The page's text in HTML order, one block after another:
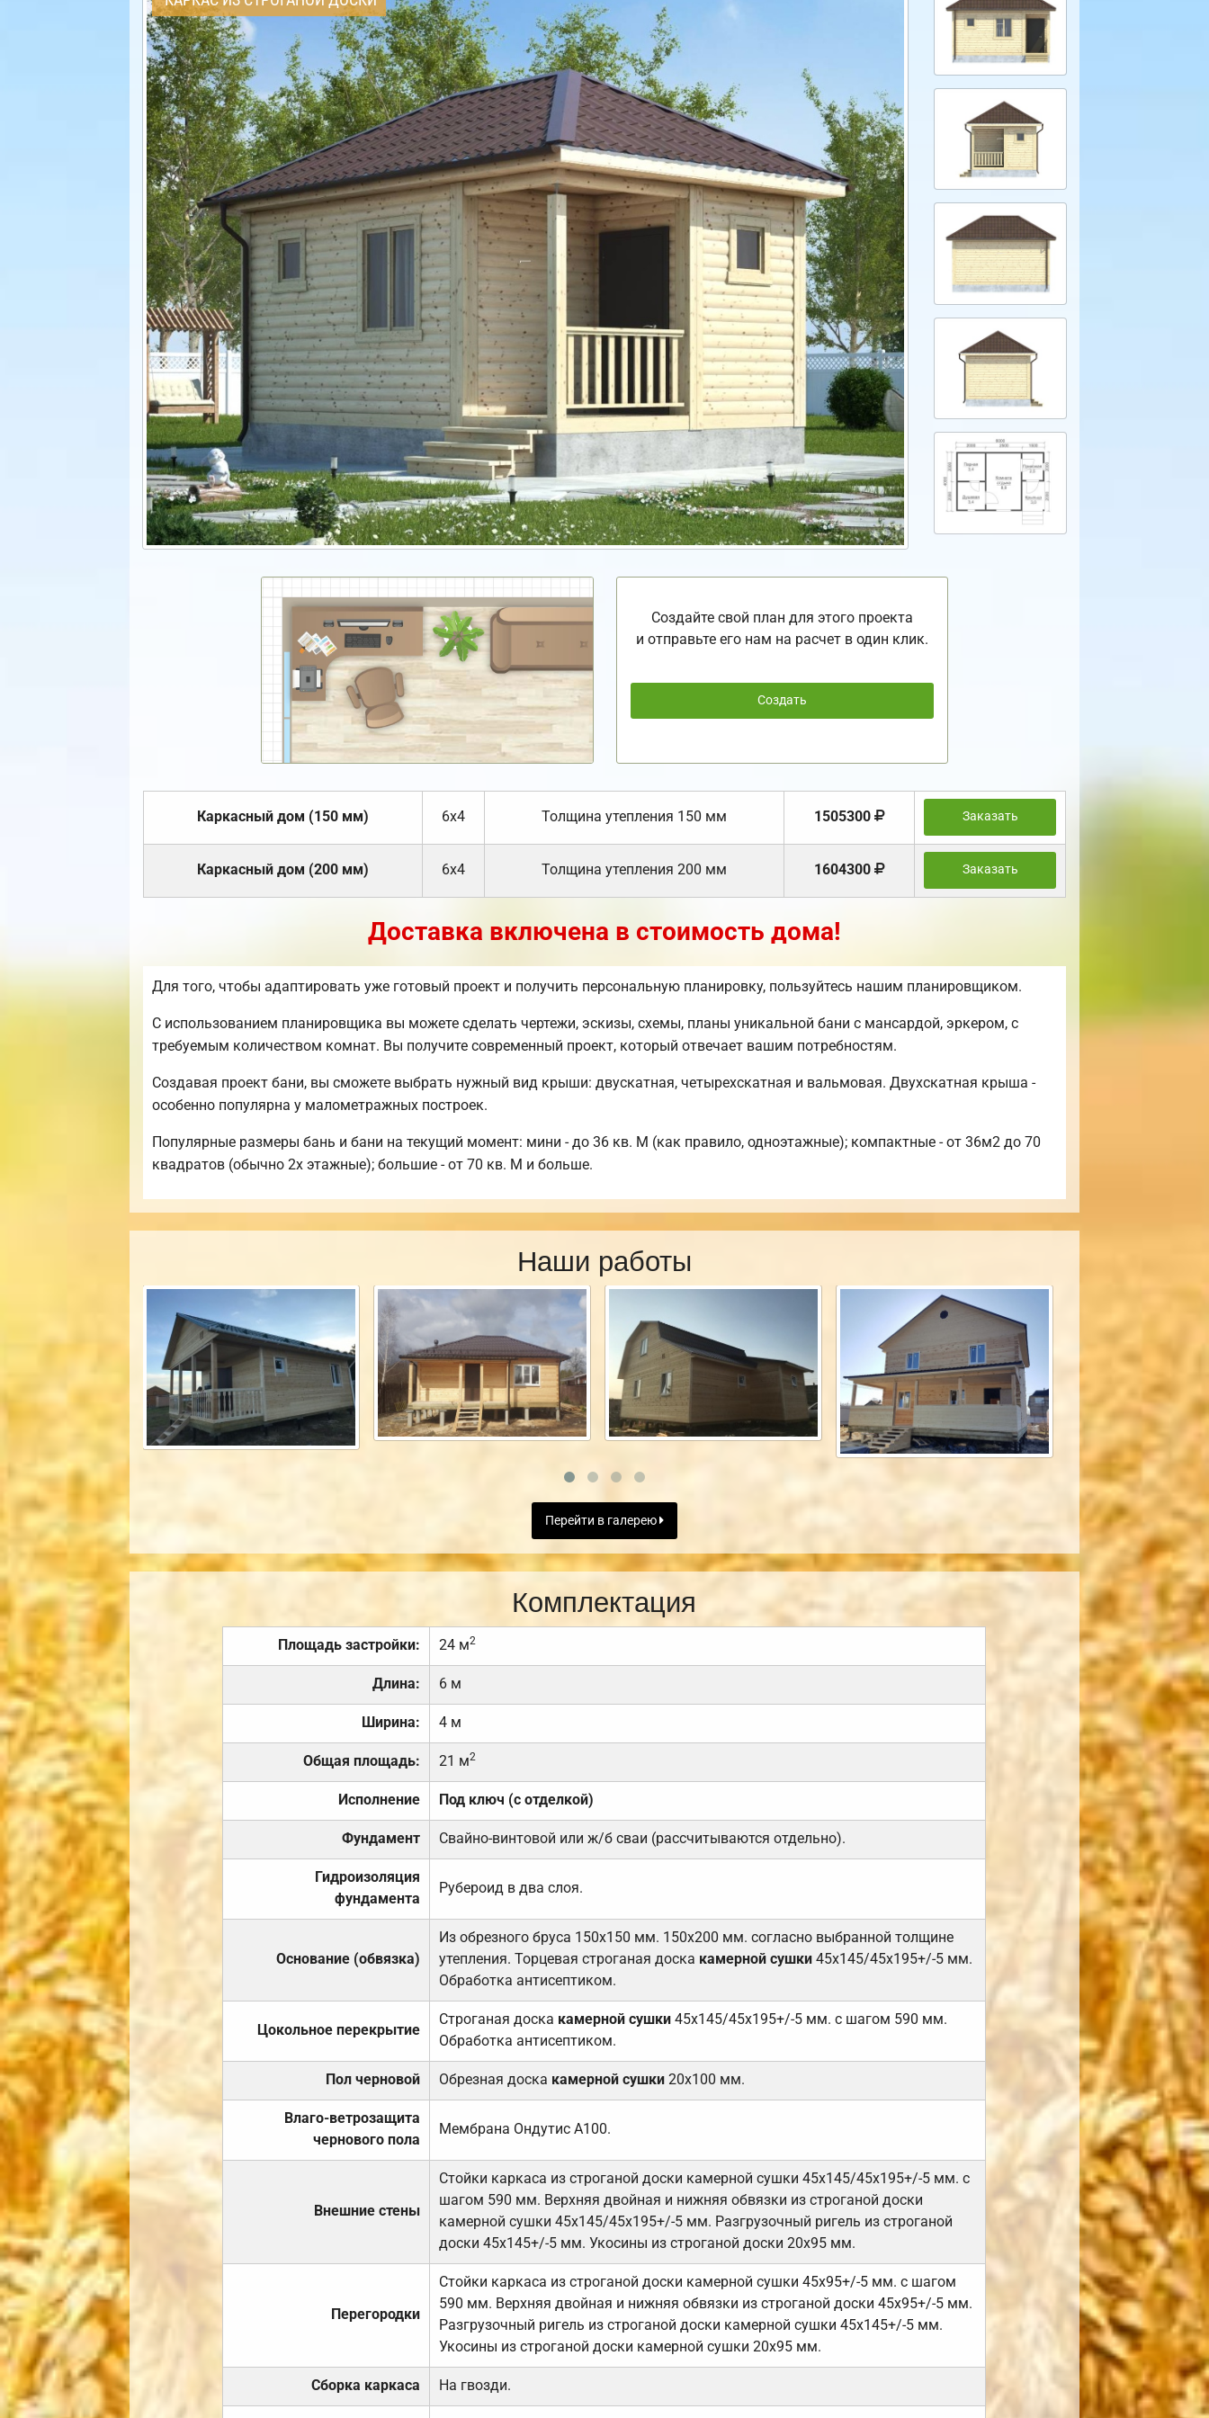
Создайте свой план для этого проекта
и отправьте его нам на расчет в один клик.
Создать
Каркасный дом (150 мм) 6х4 Толщина утепления 150 мм 1505300 Заказать
Каркасный дом (200 мм) 6х4 Толщина утепления 200 мм 1604300 Заказать
Доставка включена в стоимость дома!
Для того, чтобы адаптировать уже готовый проект и получить персональную планировку, пользуйтесь нашим планировщиком.
С использованием планировщика вы можете сделать чертежи, эскизы, схемы, планы уникальной бани с мансардой, эркером, с
требуемым количеством комнат. Вы получите современный проект, который отвечает вашим потребностям.
Создавая проект бани, вы сможете выбрать нужный вид крыши: двускатная, четырехскатная и вальмовая. Двухскатная крыша -
особенно популярна у малометражных построек.
Популярные размеры бань и бани на текущий момент: мини - до 36 кв. М (как правило, одноэтажные); компактные - от 36м2 до 70
квадратов (обычно 2х этажные); большие - от 70 кв. М и больше.
Наши работы
Перейти в галерею
Комплектация
Площадь застройки: 24 м2
Длина: 6 м
Ширина: 4 м
Общая площадь: 21 м2
Исполнение Под ключ (с отделкой)
Фундамент Свайно-винтовой или ж/б сваи (рассчитываются отдельно).
Гидроизоляция
фундамента
Рубероид в два слоя.
Основание (обвязка)
Из обрезного бруса 150х150 мм. 150х200 мм. согласно выбранной толщине
утепления. Торцевая строганая доска камерной сушки45х145/45х195+/-5 мм.
Обработка антисептиком.
Цокольное перекрытие
Строганая доска камерной сушки 45х145/45х195+/-5 мм. с шагом 590 мм.
Обработка антисептиком.
Пол черновой Обрезная доска камерной сушки20х100 мм.
Влаго-ветрозащита
чернового пола
Мембрана Ондутис А100.
Внешние стены
Стойки каркаса из строганой доски камерной сушки 45х145/45х195+/-5 мм. с
шагом 590 мм. Верхняя двойная и нижняя обвязки из строганой доски
камерной сушки 45х145/45х195+/-5 мм. Разгрузочный ригель из строганой
доски 45х145+/-5 мм. Укосины из строганой доски 20х95 мм.
Перегородки
Стойки каркаса из строганой доски камерной сушки 45х95+/-5 мм. с шагом
590 мм. Верхняя двойная и нижняя обвязки из строганой доски 45х95+/-5 мм.
Разгрузочный ригель из строганой доски камерной сушки 45х145+/-5 мм.
Укосины из строганой доски камерной сушки 20х95 мм.
Сборка каркаса На гвозди.